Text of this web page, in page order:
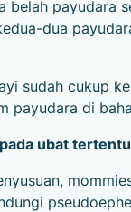
belah payudara
dua
sudah cukup
payudara di
ubat